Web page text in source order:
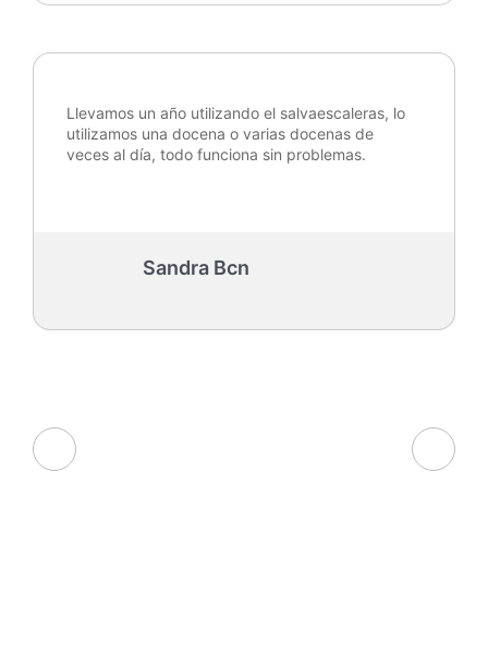
Sandra Bcn
Llevamos un año utilizando el salvaescaleras, lo
utilizamos una docena o varias docenas de
veces al día, todo funciona sin problemas.